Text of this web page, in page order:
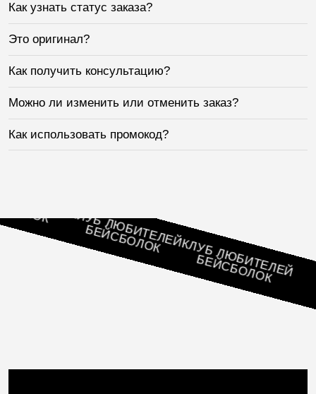
Как узнать статус заказа?
Это оригинал?
Как получить консультацию?
Можно ли изменить или отменить заказ?
Как использовать промокод?
КЛУБ ЛЮБИТЕЛЕЙ
БЕЙСБОЛОК КЛУБ ЛЮБИТЕЛЕЙ
БЕЙСБОЛОК